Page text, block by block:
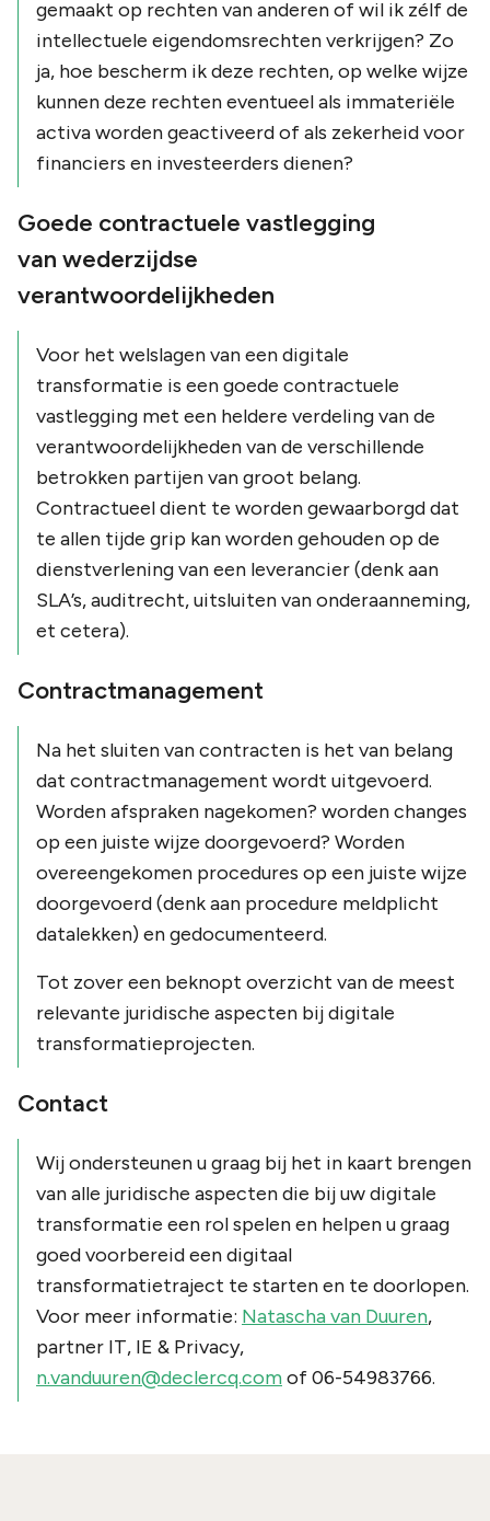
gemaakt op rechten van anderen of wil ik zélf de
intellectuele eigendomsrechten verkrijgen? Zo
ja, hoe bescherm ik deze rechten, op welke wijze
kunnen deze rechten eventueel als immateriële
activa worden geactiveerd of als zekerheid voor
financiers en investeerders dienen?
Goede contractuele vastlegging
van wederzijdse
verantwoordelijkheden
Voor het welslagen van een digitale
transformatie is een goede contractuele
vastlegging met een heldere verdeling van de
verantwoordelijkheden van de verschillende
betrokken partijen van groot belang.
Contractueel dient te worden gewaarborgd dat
te allen tijde grip kan worden gehouden op de
dienstverlening van een leverancier (denk aan
SLA’s, auditrecht, uitsluiten van onderaanneming,
et cetera).
Contractmanagement
Na het sluiten van contracten is het van belang
dat contractmanagement wordt uitgevoerd.
Worden afspraken nagekomen? worden changes
op een juiste wijze doorgevoerd? Worden
overeengekomen procedures op een juiste wijze
doorgevoerd (denk aan procedure meldplicht
datalekken) en gedocumenteerd.
Tot zover een beknopt overzicht van de meest
relevante juridische aspecten bij digitale
transformatieprojecten.
Contact
Wij ondersteunen u graag bij het in kaart brengen
van alle juridische aspecten die bij uw digitale
transformatie een rol spelen en helpen u graag
goed voorbereid een digitaal
transformatietraject te starten en te doorlopen.
Voor meer informatie: Natascha van Duuren,
partner IT, IE & Privacy,
n.vanduuren@declercq.comof 06-54983766.